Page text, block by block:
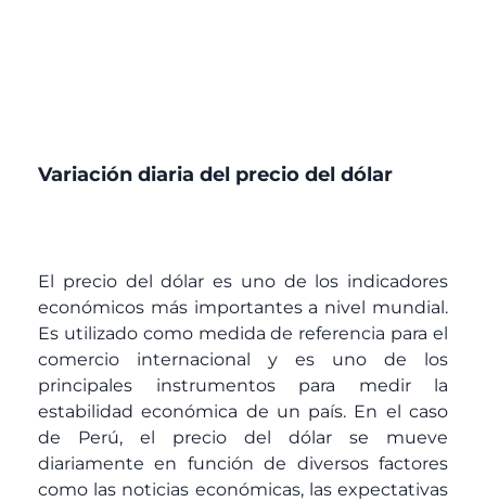
Variación diaria del precio del dólar
El precio del dólar es uno de los indicadores
económicos más importantes a nivel mundial.
Es utilizado como medida de referencia para el
comercio internacional y es uno de los
principales instrumentos para medir la
estabilidad económica de un país. En el caso
de Perú, el precio del dólar se mueve
diariamente en función de diversos factores
como las noticias económicas, las expectativas